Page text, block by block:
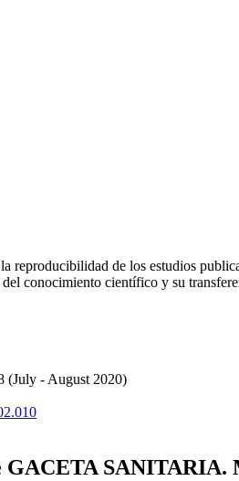
reproducibilidad de los estudios
conocimiento científico y su
(July - August 2020)
GACETA SANITARIA.